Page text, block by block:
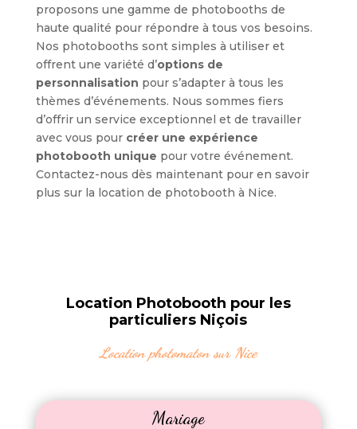
proposons une gamme de photobooths de
haute qualité pour répondre à tous vos besoins.
Nos photobooths sont simples à utiliser et
offrent une variété d’options de
personnalisation pour s’adapter à tous les
thèmes d’événements. Nous sommes fiers
d’offrir un service exceptionnel et de travailler
avec vous pour créer une expérience
photobooth unique pour votre événement.
Contactez-nous dès maintenant pour en savoir
plus sur la location de photobooth à Nice.
Location Photobooth pour les
particuliers Niçois
Location photomaton sur Nice
Mariage